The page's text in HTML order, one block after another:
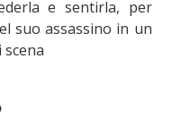
e sentirla, per
suo assassino in un